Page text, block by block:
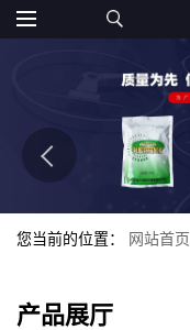
您当前的位置： 网站首页
产品展厅